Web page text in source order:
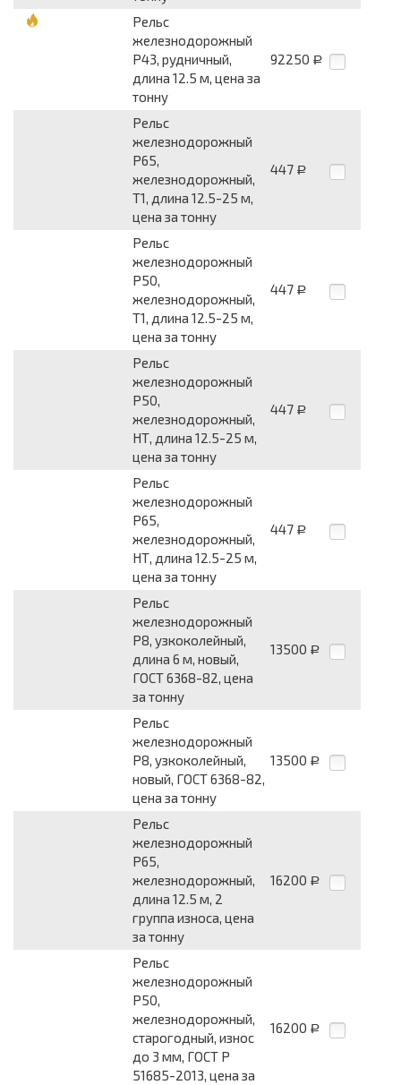
Рельс
железнодорожный
Р43, рудничный,
длина 12.5 м, цена за
тонну
92250 Р
Рельс
железнодорожный
Р65,
железнодорожный,
Т1, длина 12.5-25 м,
цена за тонну
447 Р
Рельс
железнодорожный
Р50,
железнодорожный,
Т1, длина 12.5-25 м,
цена за тонну
447 Р
Рельс
железнодорожный
Р50,
железнодорожный,
НТ, длина 12.5-25 м,
цена за тонну
447 Р
Рельс
железнодорожный
Р65,
железнодорожный,
НТ, длина 12.5-25 м,
цена за тонну
447 Р
Рельс
железнодорожный
Р8, узкоколейный,
длина 6 м, новый,
ГОСТ 6368-82, цена
за тонну
13500 Р
Рельс
железнодорожный
Р8, узкоколейный,
новый, ГОСТ 6368-82,
цена за тонну
13500 Р
Рельс
железнодорожный
Р65,
железнодорожный,
длина 12.5 м, 2
группа износа, цена
за тонну
16200 Р
Рельс
железнодорожный
Р50,
железнодорожный,
старогодный, износ
до 3 мм, ГОСТ Р
51685-2013, цена за
16200 Р